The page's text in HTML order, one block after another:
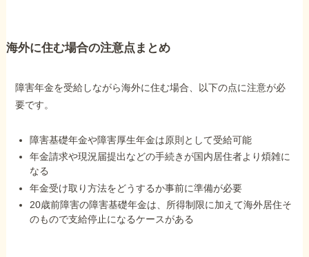
海外に住む場合の注意点まとめ
障害年金を受給しながら海外に住む場合、以下の点に注意が必
要です。
障害基礎年金や障害厚生年金は原則として受給可能
年金請求や現況届提出などの手続きが国内居住者より煩雑に
なる
年金受け取り方法をどうするか事前に準備が必要
20歳前障害の障害基礎年金は、所得制限に加えて海外居住そ
のもので支給停止になるケースがある